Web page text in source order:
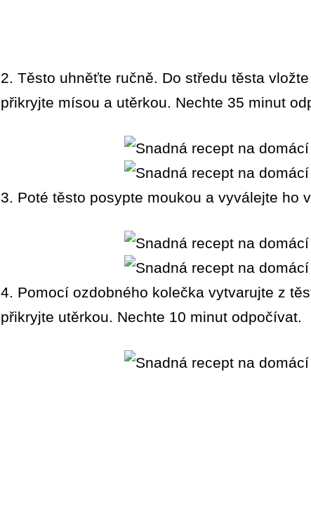
2. Těsto uhněťte ručně. Do středu těsta
přikryjte mísou a utěrkou. Nechte 35 minut
3. Poté těsto posypte moukou a vyválejte ho
4. Pomocí ozdobného kolečka vytvarujte z
přikryjte utěrkou. Nechte 10 minut odpočívat.